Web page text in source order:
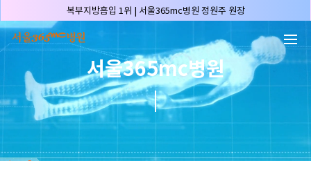
허파고리 1위 | 서울365mc병원 이성훈 부병원장(4개월 연속)
얼굴지방흡입 1위 | 서울365mc병원 서성익 원장(3년 연속)
배파가리 1위 | 서울365mc병원 서성익 원장
🏆대한민국 최대 15층 규모 지방흡입 특화 병원🏆
🏆대한민국 첫번째 '병원급' 지방흡입 병원🏆
🏆지방흡입 고객 만족도 99.9% 최고치 달성🏆
🏆서울365mc병원 부위별 최다 지방흡입 집도의 4관왕!! (2026년 7월 기준)
서울365mc병원